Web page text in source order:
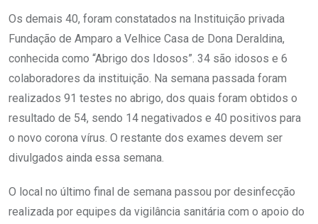
Os demais 40, foram constatados na Instituição privada
Fundação de Amparo a Velhice Casa de Dona Deraldina,
conhecida como “Abrigo dos Idosos”. 34 são idosos e 6
colaboradores da instituição. Na semana passada foram
realizados 91 testes no abrigo, dos quais foram obtidos o
resultado de 54, sendo 14 negativados e 40 positivos para
o novo corona vírus. O restante dos exames devem ser
divulgados ainda essa semana.
O local no último final de semana passou por desinfecção
realizada por equipes da vigilância sanitária com o apoio do